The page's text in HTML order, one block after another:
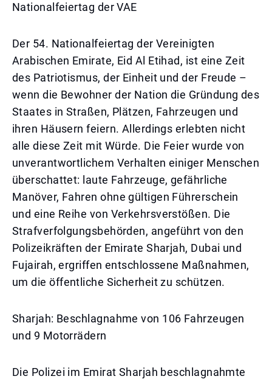
Nationalfeiertag der VAE
Der 54. Nationalfeiertag der Vereinigten
Arabischen Emirate, Eid Al Etihad, ist eine Zeit
des Patriotismus, der Einheit und der Freude –
wenn die Bewohner der Nation die Gründung des
Staates in Straßen, Plätzen, Fahrzeugen und
ihren Häusern feiern. Allerdings erlebten nicht
alle diese Zeit mit Würde. Die Feier wurde von
unverantwortlichem Verhalten einiger Menschen
überschattet: laute Fahrzeuge, gefährliche
Manöver, Fahren ohne gültigen Führerschein
und eine Reihe von Verkehrsverstößen. Die
Strafverfolgungsbehörden, angeführt von den
Polizeikräften der Emirate Sharjah, Dubai und
Fujairah, ergriffen entschlossene Maßnahmen,
um die öffentliche Sicherheit zu schützen.
Sharjah: Beschlagnahme von 106 Fahrzeugen
und 9 Motorrädern
Die Polizei im Emirat Sharjah beschlagnahmte